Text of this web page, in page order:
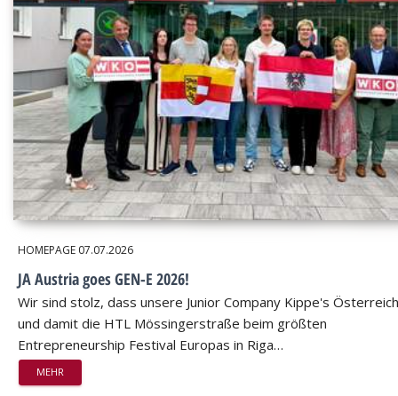
HOMEPAGE 07.07.2026
JA Austria goes GEN-E 2026!
Wir sind stolz, dass unsere Junior Company Kippe's Österreich
und damit die HTL Mössingerstraße beim größten
Entrepreneurship Festival Europas in Riga…
MEHR